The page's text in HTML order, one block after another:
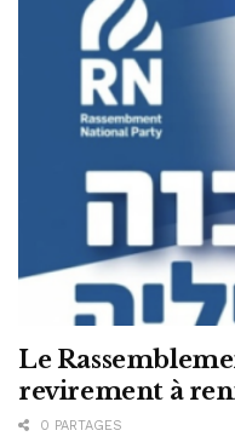
Le
revirement à
0 PARTAGES